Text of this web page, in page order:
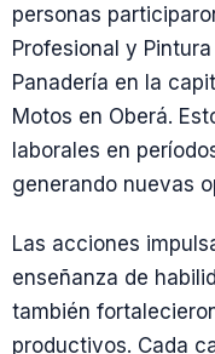
personas
Profesional y
Panadería en la
Motos en Oberá.
laborales en
generando nuevas
Las acciones
enseñanza de
también
productivos. Cada